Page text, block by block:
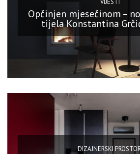
VIJESTI
Opčinjen mjesečinom –
tijela Konstantina
DIZAJNERSKI